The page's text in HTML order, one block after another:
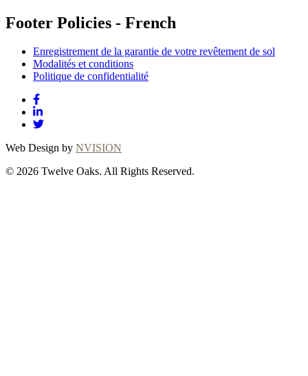
Footer Policies - French
Enregistrement de la garantie de votre revêtement de sol
Modalités et conditions
Politique de confidentialité
Web Design by NVISION
© 2026 Twelve Oaks. All Rights Reserved.